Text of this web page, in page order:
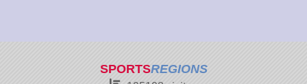
SPORTSREGIONS